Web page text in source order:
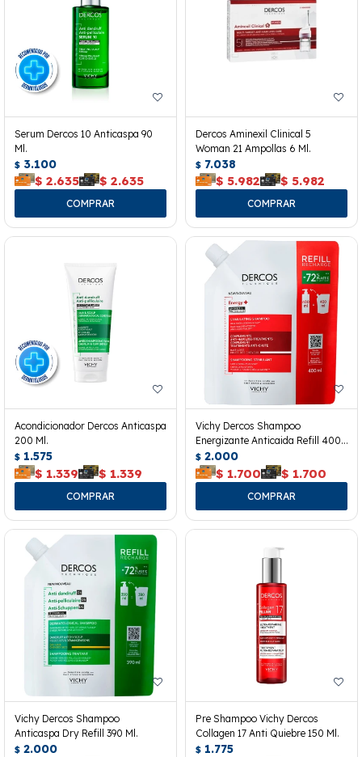
Serum Dercos 10 Anticaspa 90
Ml.
$ 3.100
$ 2.635 $ 2.635
Dercos Aminexil Clinical 5
Woman 21 Ampollas 6 Ml.
$ 7.038
$ 5.982 $ 5.982
Acondicionador Dercos Anticaspa
200 Ml.
$ 1.575
$ 1.339 $ 1.339
Vichy Dercos Shampoo
Energizante Anticaida Refill 400
Ml.
$ 2.000
$ 1.700 $ 1.700
Vichy Dercos Shampoo
Anticaspa Dry Refill 390 Ml.
$ 2.000
Pre Shampoo Vichy Dercos
Collagen 17 Anti Quiebre 150 Ml.
$ 1.775